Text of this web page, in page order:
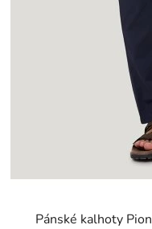
Pánské kalhoty